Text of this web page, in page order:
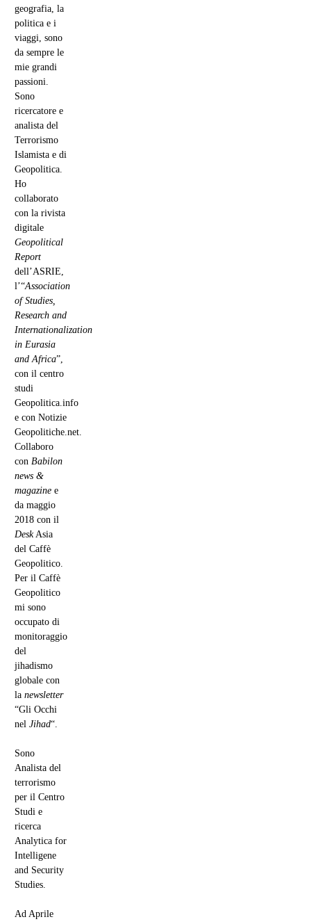
geografia, la
politica e i
viaggi, sono
da sempre le
mie grandi
passioni.
Sono
ricercatore e
analista del
Terrorismo
Islamista e di
Geopolitica.
Ho
collaborato
con la rivista
digitale
Geopolitical
Report
dell’ASRIE,
l’“Association
of Studies,
Research and
Internationalization
in Eurasia
and Africa”,
con il centro
studi
Geopolitica.info
e con Notizie
Geopolitiche.net.
Collaboro
con Babilon
news &
magazine e
da maggio
2018 con il
DeskAsia
del Caffè
Geopolitico.
Per il Caffè
Geopolitico
mi sono
occupato di
monitoraggio
del
jihadismo
globale con
la newsletter
“Gli Occhi
nel Jihad“.
Sono
Analista del
terrorismo
per il Centro
Studi e
ricerca
Analytica for
Intelligene
and Security
Studies.
Ad Aprile